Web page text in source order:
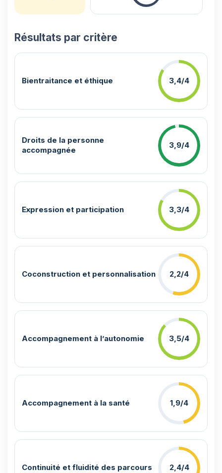
Résultats par critère
Bientraitance et éthique 3,4/4
Droits de la personne
accompagnée
3,9/4
Expression et participation 3,3/4
Coconstruction et personnalisation 2,2/4
Accompagnement à l’autonomie 3,5/4
Accompagnement à la santé 1,9/4
Continuité et fluidité des parcours 2,4/4